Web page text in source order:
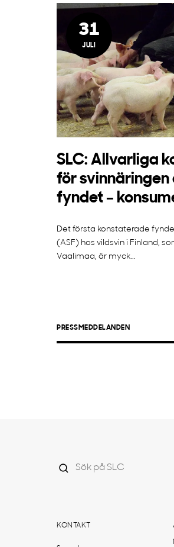
31
JULI
SLC: Allvarliga
för svinnäringen
fyndet –
Det första konstaterade
(ASF) hos vildsvin i Finland,
Vaalimaa, är myck...
PRESSMEDDELANDEN
KONTAKT